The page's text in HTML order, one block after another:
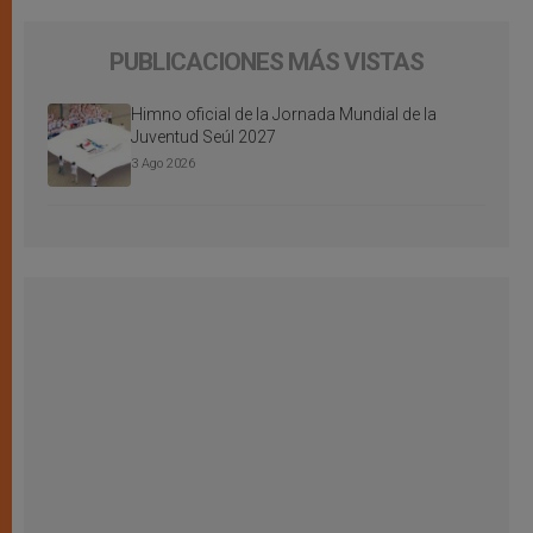
PUBLICACIONES MÁS VISTAS
Himno oficial de la Jornada Mundial de la
Juventud Seúl 2027
3 Ago 2026